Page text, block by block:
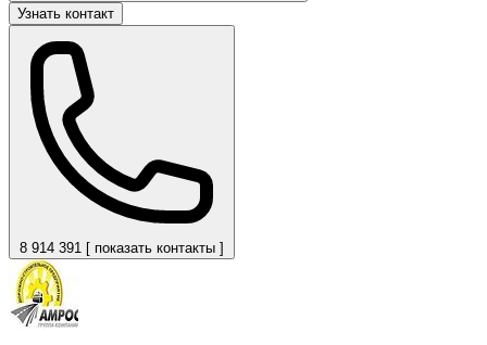
Узнать контакт
8 914 391 [ показать контакты ]